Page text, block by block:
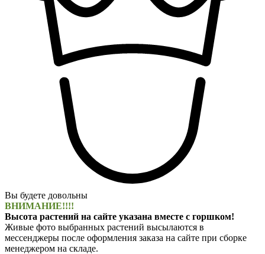
Вы будете довольны
ВНИМАНИЕ!!!!
Высота растений на сайте указана вместе с горшком!
Живые фото выбранных растений высылаются в
мессенджеры после оформления заказа на сайте при сборке
менеджером на складе.